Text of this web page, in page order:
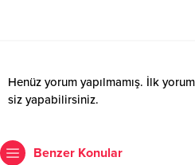
Henüz yorum yapılmamış. İlk
siz yapabilirsiniz.
Benzer Konular